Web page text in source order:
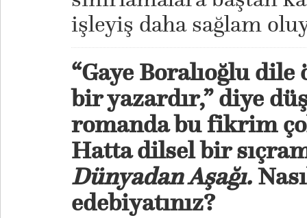
işleyiş daha sağlam
“Gaye Boralıoğlu
bir yazardır,” diye
romanda bu fikrim
Hatta dilsel bir
Dünyadan Aşağı.
edebiyatınız?